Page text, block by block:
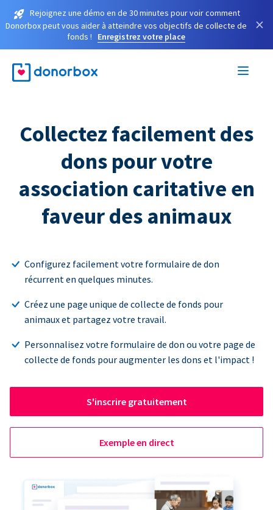
Rejoignez une démo en de 30 minutes pour voir comment
Donorbox peut vous aider à atteindre vos objectifs de collecte de
fonds !
Enregistrez votre place
×
Collectez facilement des
dons pour votre
association caritative en
faveur des animaux
Configurez facilement votre formulaire de don
récurrent en quelques minutes.
Créez une page unique de collecte de fonds pour
animaux et partagez votre travail.
Personnalisez votre formulaire de don ou votre page de
collecte de fonds pour augmenter les dons et l'impact !
S'inscrire gratuitement
Exemple en direct